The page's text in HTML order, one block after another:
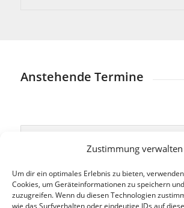
Zustimmung verwalten
Um dir ein optimales Erlebnis zu bieten,
Cookies, um Geräteinformationen zu speichern
zuzugreifen. Wenn du diesen Technologien
wie das Surfverhalten oder eindeutige IDs auf
Anstehende Termine
[add_eventon ics=“yes“]
Die Gesamtübersicht aller